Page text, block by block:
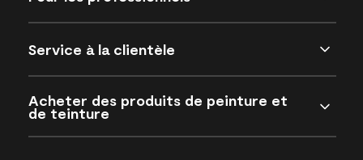
Service à la clientèle
Acheter des produits de peinture et
de teinture